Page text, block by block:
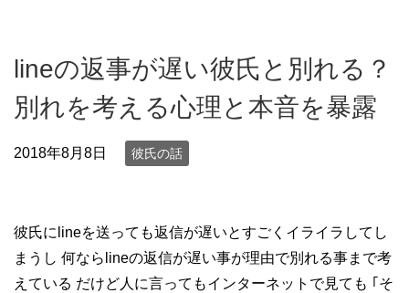
lineの返事が遅い彼氏と別れる？
別れを考える心理と本音を暴露
2018年8月8日 彼氏の話
彼氏にlineを送っても返信が遅いとすごくイライラしてし
まうし 何ならlineの返信が遅い事が理由で別れる事まで考
えている だけど人に言ってもインターネットで見ても ｢そ